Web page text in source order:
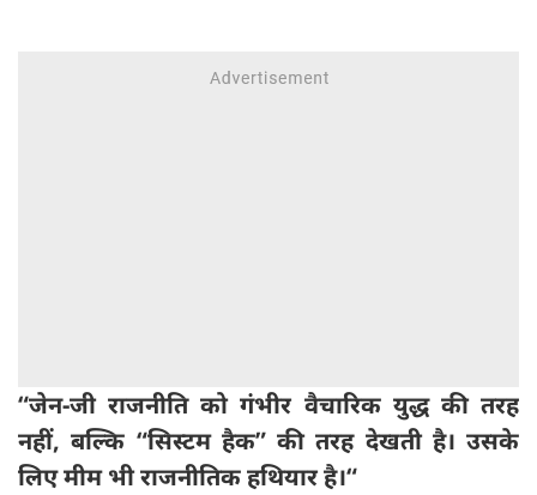
“जेन-जी राजनीति को गंभीर वैचारिक युद्ध की तरह
नहीं,बल्कि “सिस्टम हैक” की तरह देखती है। उसके
लिए मीम भी राजनीतिक हथियार है।“